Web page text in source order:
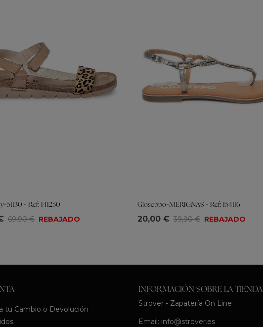
51130 - Ref: 141250
69,90 € REBAJADO Tallas
Gioseppo-MERIGNAS - Ref: 154116
20,00 € 39,90 € REBAJADO
tu Cambio o Devolución
INFORMACIÓN SOBRE LA TIENDA
Strover - Zapatería On Line
Email: info@strover.es